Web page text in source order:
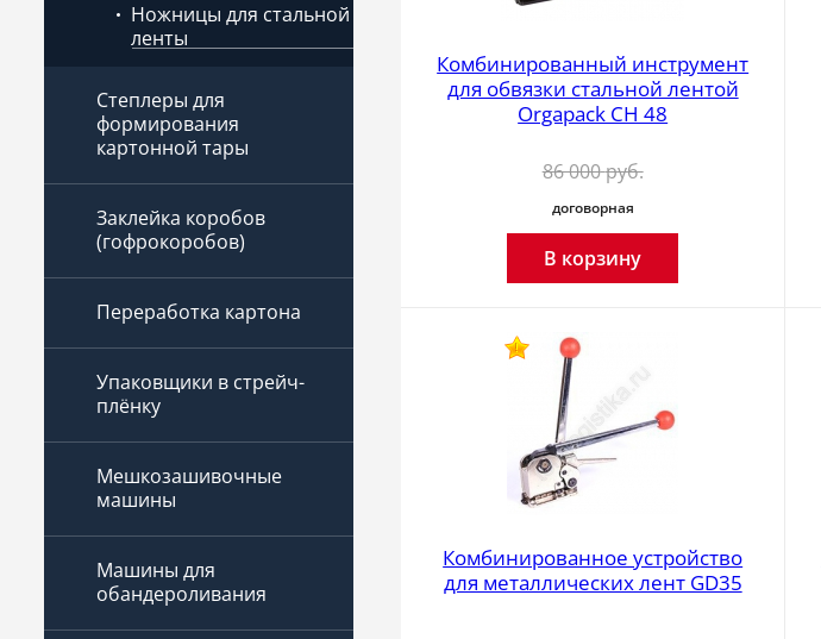
Ножницы для стальной
ленты
Степлеры для
формирования
картонной тары
Заклейка коробов
(гофрокоробов)
Переработка картона
Упаковщики в стрейч-
плёнку
Мешкозашивочные
машины
Машины для
обандероливания
Комбинированный инструмент
для обвязки стальной лентой
Orgapack CH 48
86 000руб.
договорная
В корзину
Комбинированное устройство
для металлических лент GD35